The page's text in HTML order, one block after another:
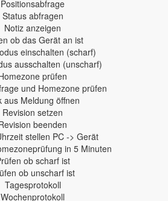
Positionsabfrage
Status abfragen
Notiz anzeigen
ob das Gerät an ist
einschalten (scharf)
ausschalten (unscharf)
prüfen
und Homezone prüfen
aus Meldung öffnen
Revision setzen
beenden
stellen PC -> Gerät
in 5 Minuten
ob scharf ist
ob unscharf ist
Tagesprotokoll
Wochenprotokoll